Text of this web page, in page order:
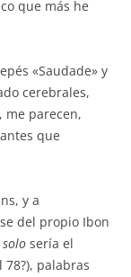
que más he
«Saudade» y
cerebrales,
, me parecen,
que
y a
del propio Ibon
sería el
palabras